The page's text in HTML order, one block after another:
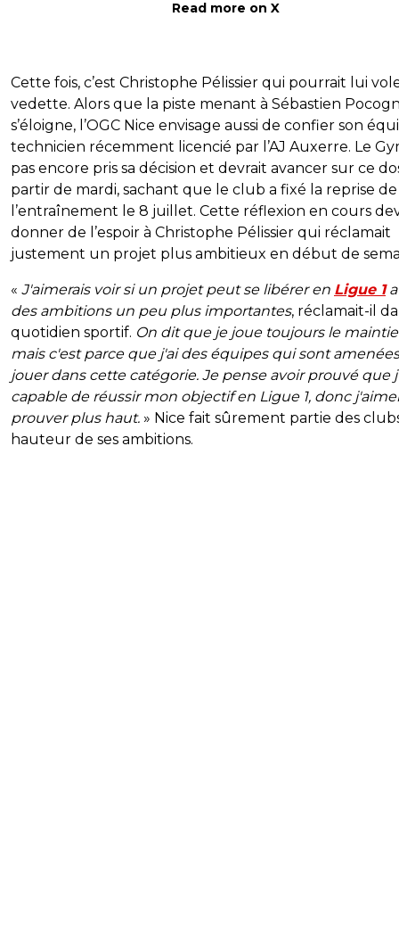
Read more on X
Cette fois, c’est Christophe Pélissier qui pourrait lui
vedette. Alors que la piste menant à Sébastien
s’éloigne, l’OGC Nice envisage aussi de confier son
technicien récemment licencié par l’AJ Auxerre. Le
pas encore pris sa décision et devrait avancer sur ce
partir de mardi, sachant que le club a fixé la reprise de
l’entraînement le 8 juillet. Cette réflexion en cours
donner de l’espoir à Christophe Pélissier qui réclamait
justement un projet plus ambitieux en début de
« J'aimerais voir si un projet peut se libérer en Ligue 1
des ambitions un peu plus importantes, réclamait-il
quotidien sportif. On dit que je joue toujours le
mais c'est parce que j'ai des équipes qui sont
jouer dans cette catégorie. Je pense avoir prouvé que
capable de réussir mon objectif en Ligue 1, donc
prouver plus haut. » Nice fait sûrement partie des
hauteur de ses ambitions.